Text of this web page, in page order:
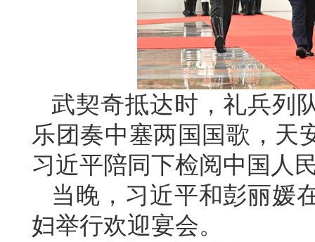
武契奇抵达时，礼兵列
乐团奏中塞两国国歌，天
习近平陪同下检阅中国人
当晚，习近平和彭丽媛
妇举行欢迎宴会。